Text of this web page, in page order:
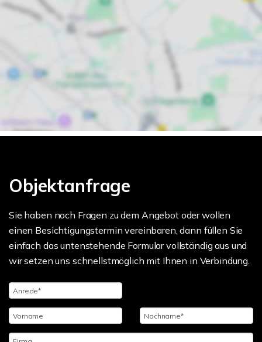
Objektanfrage
Sie haben noch Fragen zu dem Angebot oder wollen
einen Besichtigungstermin vereinbaren, dann füllen Sie
einfach das untenstehende Formular vollständig aus und
wir setzen uns schnellstmöglich mit Ihnen in Verbindung.